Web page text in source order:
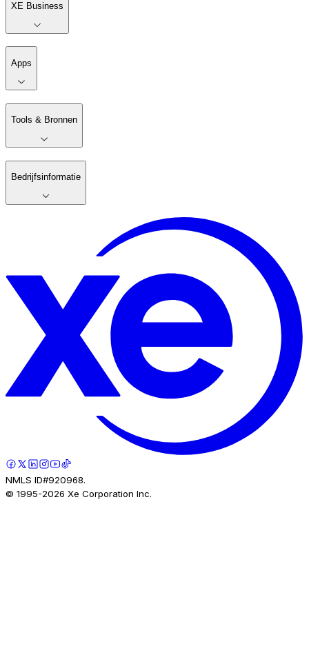
XE Business
Apps
Tools & Bronnen
Bedrijfsinformatie
NMLS ID#920968.
© 1995-2026 Xe Corporation Inc.